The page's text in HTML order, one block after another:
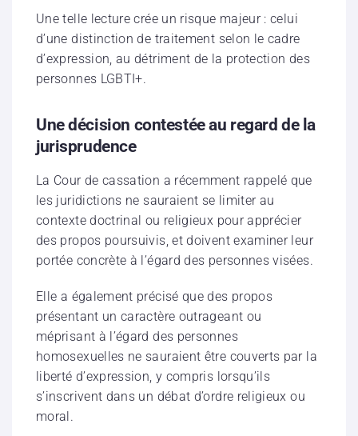
Une telle lecture crée un risque majeur : celui
d’une distinction de traitement selon le cadre
d’expression, au détriment de la protection des
personnes LGBTI+.
Une décision contestée au regard de la
jurisprudence
La Cour de cassation a récemment rappelé que
les juridictions ne sauraient se limiter au
contexte doctrinal ou religieux pour apprécier
des propos poursuivis, et doivent examiner leur
portée concrète à l’égard des personnes visées.
Elle a également précisé que des propos
présentant un caractère outrageant ou
méprisant à l’égard des personnes
homosexuelles ne sauraient être couverts par la
liberté d’expression, y compris lorsqu’ils
s’inscrivent dans un débat d’ordre religieux ou
moral.